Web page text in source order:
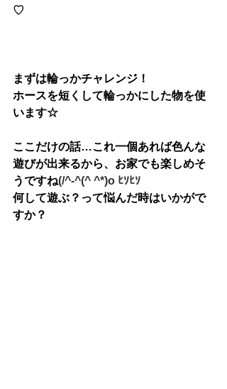
♡
まずは輪っかチャレンジ！
ホースを短くして輪っかにした物を使
います☆
ここだけの話…これ一個あれば色んな
遊びが出来るから、お家でも楽しめそ
うですね(/^-^(^ ^*)o ﾋｿﾋｿ
何して遊ぶ？って悩んだ時はいかがで
すか？